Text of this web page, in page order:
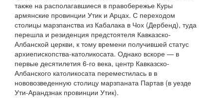
также на располагавшиеся в правобережье Куры
армянские провинции Утик и Арцах. С переходом
столицы марзпанства из Кабалака в Чох (Дербенд), туда
перешла и резиденция предстоятеля Кавказско-
Албанской церкви, к тому времени получившей статус
архиепископства-католикосата. Однако вскоре — в
первые десятилетия 6-го века, центр Кавказско-
Албанского католикосата переместилась в в
нововозведенную столицу марзпаната Партав (в уезде
Ути-Арандзнак провинции Утик).